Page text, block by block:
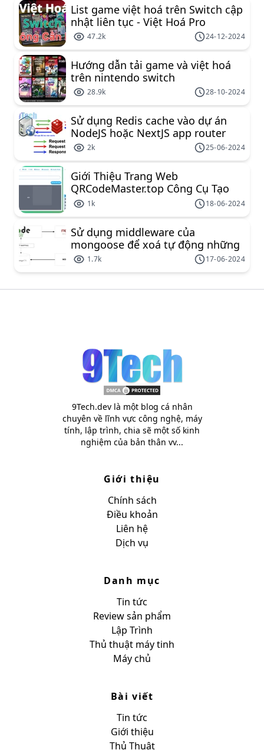
List game việt hoá trên Switch cập
nhật liên tục - Việt Hoá Pro
47.2k 24-12-2024
Hướng dẫn tải game và việt hoá
trên nintendo switch
28.9k 28-10-2024
Sử dụng Redis cache vào dự án
NodeJS hoặc NextJS app router
2k 25-06-2024
Giới Thiệu Trang Web
QRCodeMaster.top Công Cụ Tạo
Mã QR Miễn Phí Đa Năng
1k 18-06-2024
Sử dụng middleware của
mongoose để xoá tự động những
document liên kết
1.7k 17-06-2024
9Tech.dev là một blog cá nhân
chuyên về lĩnh vực công nghệ, máy
tính, lập trình, chia sẽ một số kinh
nghiệm của bản thân vv...
Giới thiệu
Chính sách
Điều khoản
Liên hệ
Dịch vụ
Danh mục
Tin tức
Review sản phẩm
Lập Trình
Thủ thuật máy tinh
Máy chủ
Bài viết
Tin tức
Giới thiệu
Thủ Thuật